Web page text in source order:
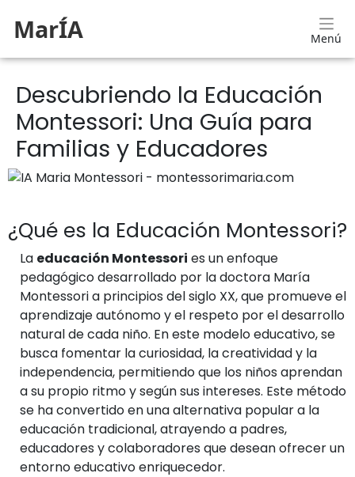
MarÍA Menú
Descubriendo la Educación
Montessori: Una Guía para
Familias y Educadores
¿Qué es la Educación Montessori?
La educación Montessori es un enfoque
pedagógico desarrollado por la doctora María
Montessori a principios del siglo XX, que promueve el
aprendizaje autónomo y el respeto por el desarrollo
natural de cada niño. En este modelo educativo, se
busca fomentar la curiosidad, la creatividad y la
independencia, permitiendo que los niños aprendan
a su propio ritmo y según sus intereses. Este método
se ha convertido en una alternativa popular a la
educación tradicional, atrayendo a padres,
educadores y colaboradores que desean ofrecer un
entorno educativo enriquecedor.